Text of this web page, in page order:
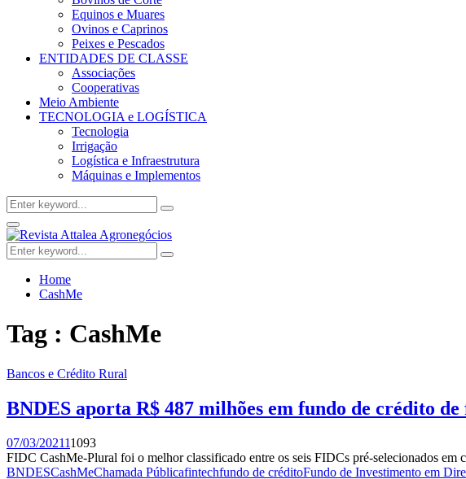
Equinos e Muares
Ovinos e Caprinos
Peixes e Pescados
ENTIDADES DE CLASSE
Associações
Cooperativas
Meio Ambiente
TECNOLOGIA e LOGÍSTICA
Tecnologia
Irrigação
Logística e Infraestrutura
Máquinas e Implementos
Search
for:
Search
Facebook
Twitter
Instagram
Linkedin
Youtube
Email
Primary
Menu
Search
for:
Search
Home
CashMe
Tag : CashMe
Bancos e Crédito Rural
BNDES aporta R$ 487 milhões em fundo de crédito de
07/03/202111093
FIDC CashMe-Plural foi o melhor classificado entre os seis FIDCs pré-selecionados
BNDESCashMeChamada Públicafintechfundo de créditoFundo de Investimento em